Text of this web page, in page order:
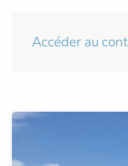
Accéder au